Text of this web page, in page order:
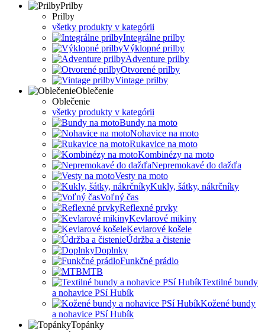
Prilby
Prilby
všetky produkty v kategórii
Integrálne prilby
Výklopné prilby
Adventure prilby
Otvorené prilby
Vintage prilby
Oblečenie
Oblečenie
všetky produkty v kategórii
Bundy na moto
Nohavice na moto
Rukavice na moto
Kombinézy na moto
Nepremokavé do dažďa
Vesty na moto
Kukly, šátky, nákrčníky
Voľný čas
Reflexné prvky
Kevlarové mikiny
Kevlarové košele
Údržba a čistenie
Doplnky
Funkčné prádlo
MTB
Textilné bundy
a nohavice PSí Hubík
Kožené bundy
a nohavice PSí Hubík
Topánky